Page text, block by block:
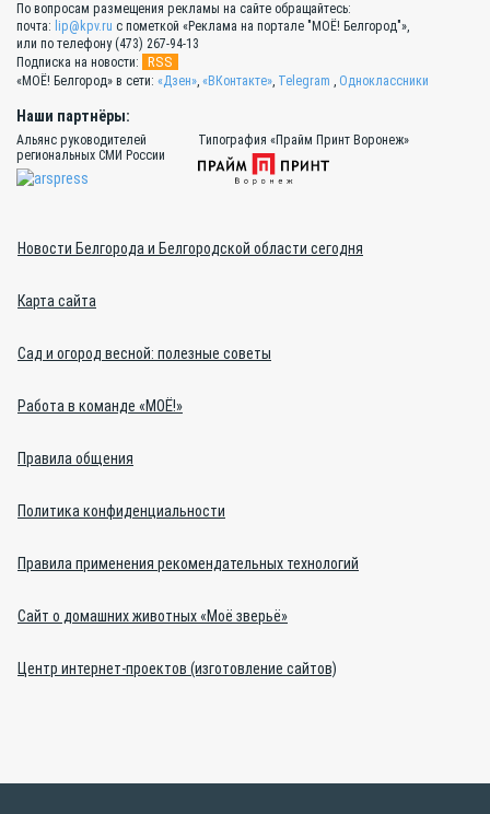
По вопросам размещения рекламы на сайте обращайтесь:
почта: lip@kpv.ru с пометкой «Реклама на портале "МОЁ! Белгород"»,
или по телефону (473) 267-94-13
Подписка на новости:
RSS
«МОЁ! Белгород» в сети: «Дзен», «ВКонтакте», Telegram , Одноклассники
Наши партнёры:
Альянс руководителей
региональных СМИ России
Типография «Прайм Принт Воронеж»
Новости Белгорода и Белгородской области сегодня
Карта сайта
Сад и огород весной: полезные советы
Работа в команде «МОЁ!»
Правила общения
Политика конфиденциальности
Правила применения рекомендательных технологий
Сайт о домашних животных «Моё зверьё»
Центр интернет-проектов (изготовление сайтов)